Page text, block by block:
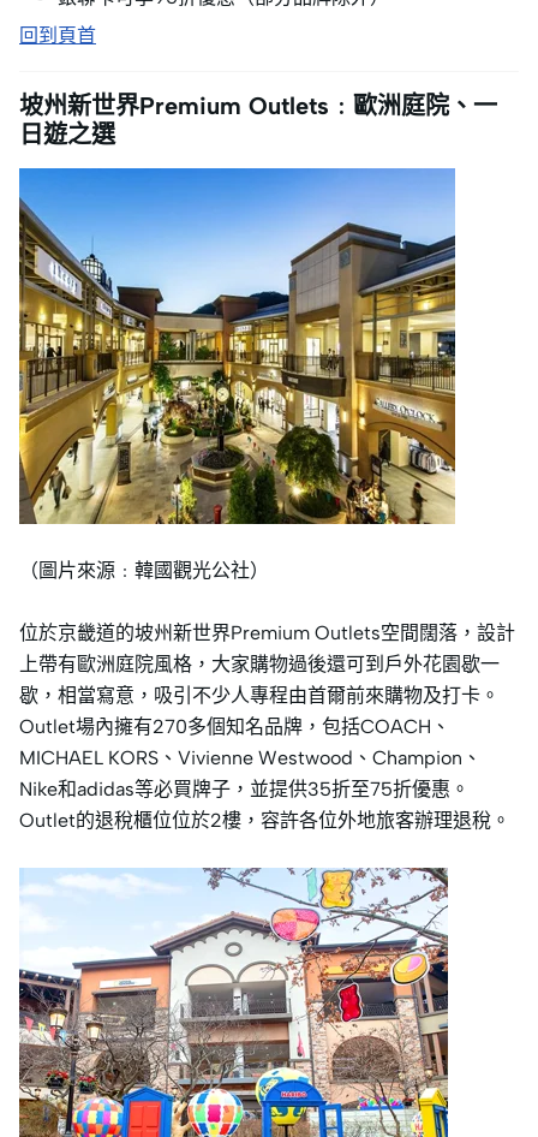
回到頁首
坡州新世界Premium Outlets﹕歐洲庭院、一
日遊之選
（圖片來源﹕韓國觀光公社）
位於京畿道的坡州新世界Premium Outlets空間闊落，設計
上帶有歐洲庭院風格，大家購物過後還可到戶外花園歇一
歇，相當寫意，吸引不少人專程由首爾前來購物及打卡。
Outlet場內擁有270多個知名品牌，包括COACH、
MICHAEL KORS、Vivienne Westwood、Champion、
Nike和adidas等必買牌子，並提供35折至75折優惠。
Outlet的退稅櫃位位於2樓，容許各位外地旅客辦理退稅。